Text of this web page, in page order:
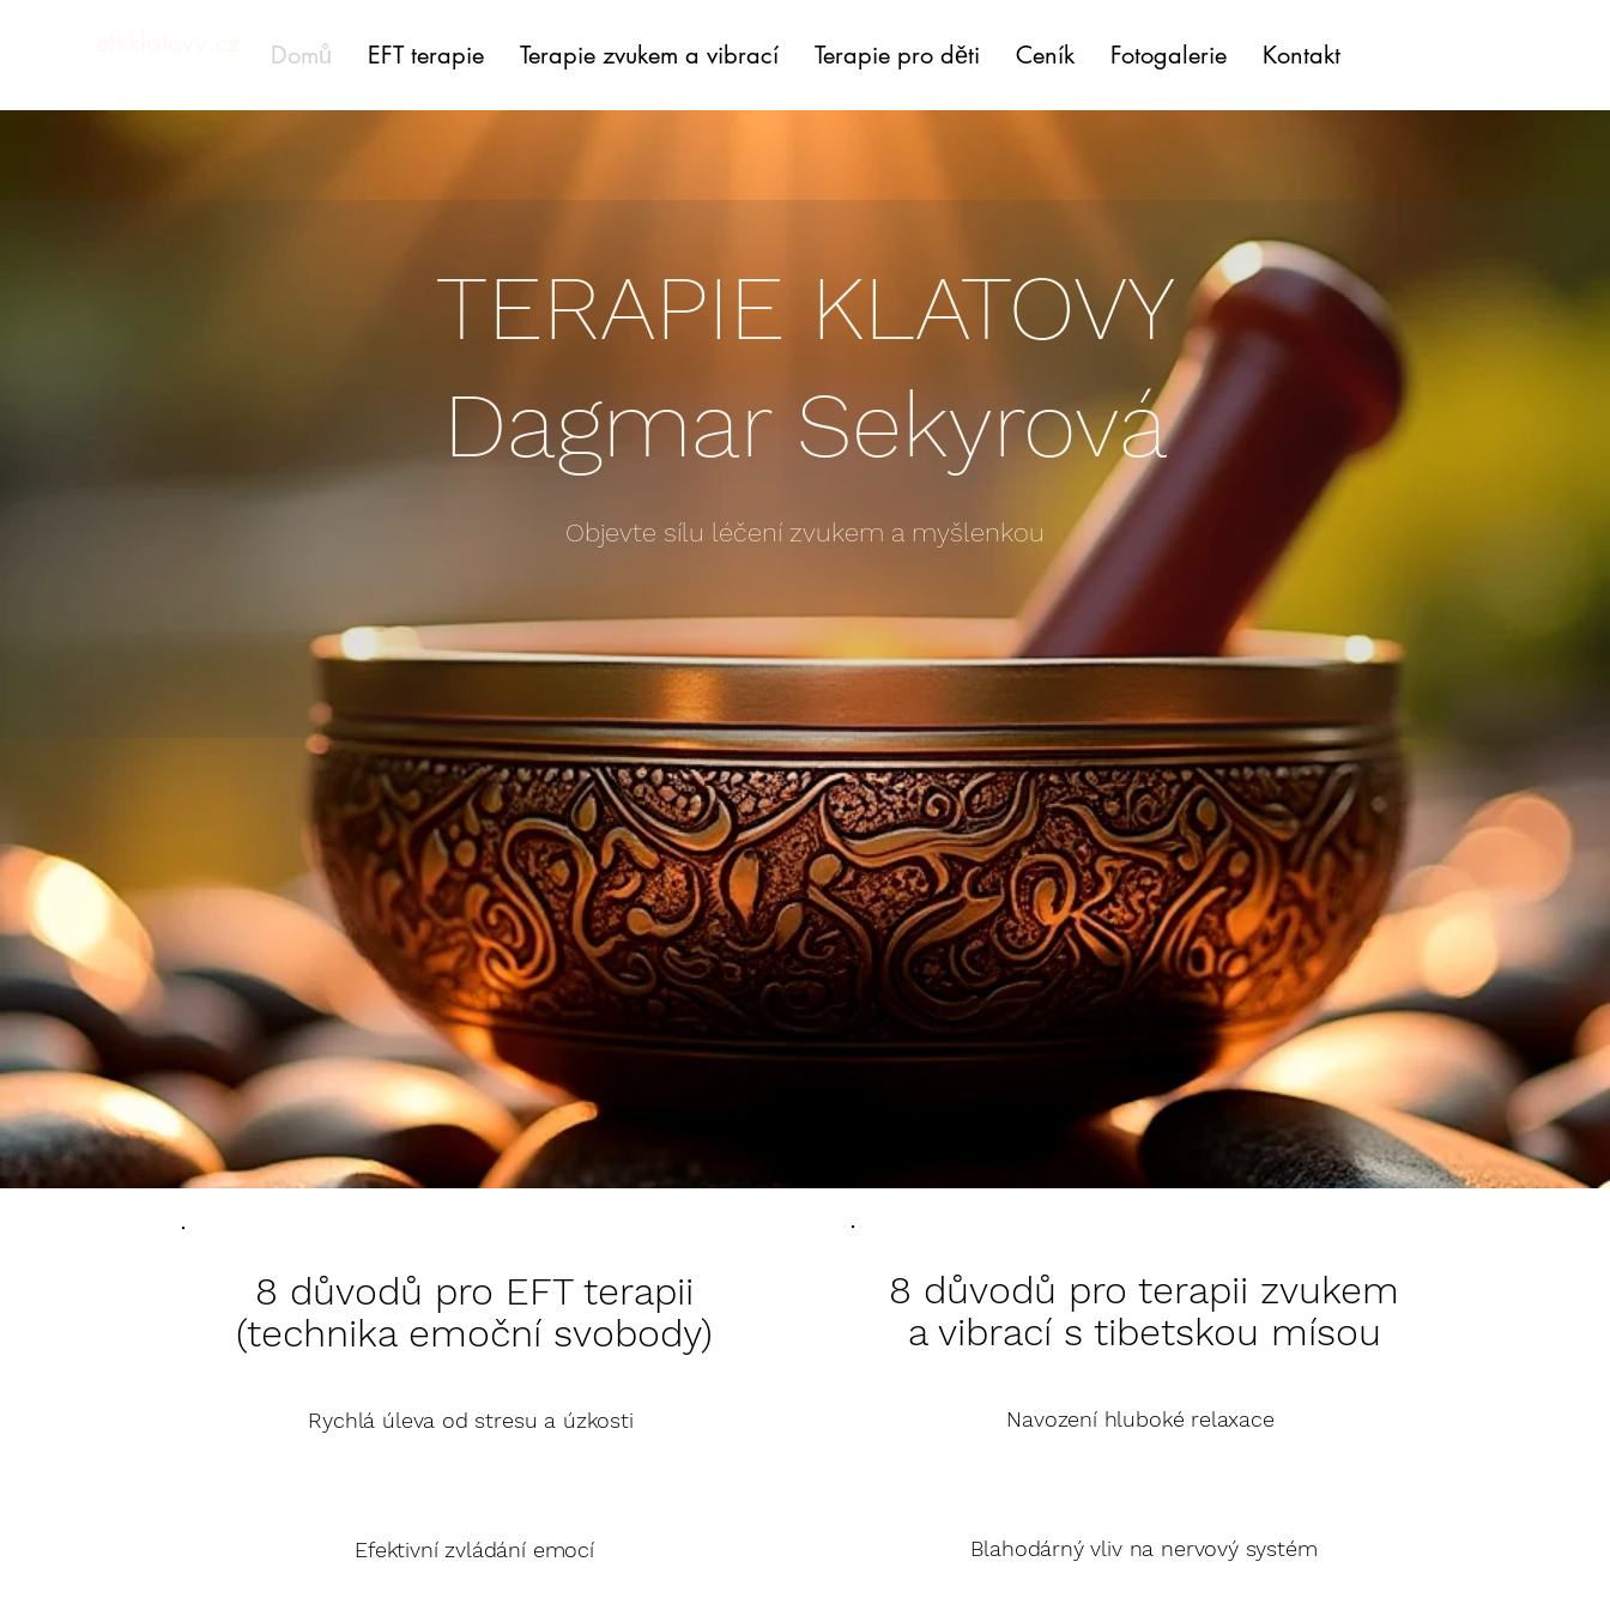
Domů EFT terapie Terapie zvukem a vibrací Terapie pro děti Ceník Fotogalerie Kontakt
TERAPIE KLATOVY
Dagmar Sekyrová
Objevte sílu léčení zvukem a myšlenkou
8 důvodů pro EFT terapii
(technika emoční svobody)
Rychlá úleva od stresu a úzkosti
Efektivní zvládání emocí
8 důvodů pro terapii zvukem
a vibrací s tibetskou mísou
Navození hluboké relaxace
Blahodárný vliv na nervový systém